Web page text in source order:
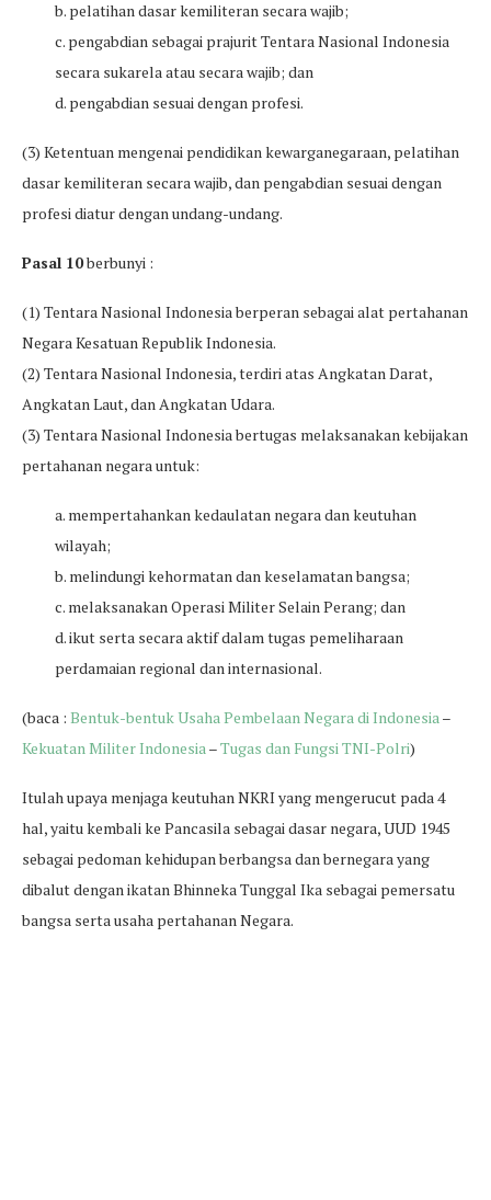
b. pelatihan dasar kemiliteran secara wajib;
c. pengabdian sebagai prajurit Tentara Nasional Indonesia
secara sukarela atau secara wajib; dan
d. pengabdian sesuai dengan profesi.
(3) Ketentuan mengenai pendidikan kewarganegaraan, pelatihan
dasar kemiliteran secara wajib, dan pengabdian sesuai dengan
profesi diatur dengan undang-undang.
Pasal 10berbunyi :
(1) Tentara Nasional Indonesia berperan sebagai alat pertahanan
Negara Kesatuan Republik Indonesia.
(2) Tentara Nasional Indonesia, terdiri atas Angkatan Darat,
Angkatan Laut, dan Angkatan Udara.
(3) Tentara Nasional Indonesia bertugas melaksanakan kebijakan
pertahanan negara untuk:
a. mempertahankan kedaulatan negara dan keutuhan
wilayah;
b. melindungi kehormatan dan keselamatan bangsa;
c. melaksanakan Operasi Militer Selain Perang; dan
d. ikut serta secara aktif dalam tugas pemeliharaan
perdamaian regional dan internasional.
(baca : Bentuk-bentuk Usaha Pembelaan Negara di Indonesia–
Kekuatan Militer Indonesia–Tugas dan Fungsi TNI-Polri)
Itulah upaya menjaga keutuhan NKRI yang mengerucut pada 4
hal, yaitu kembali ke Pancasila sebagai dasar negara, UUD 1945
sebagai pedoman kehidupan berbangsa dan bernegara yang
dibalut dengan ikatan Bhinneka Tunggal Ika sebagai pemersatu
bangsa serta usaha pertahanan Negara.